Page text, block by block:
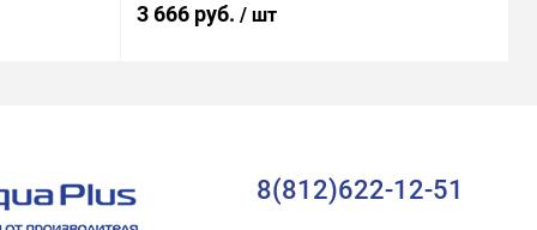
Вт)
3 666 руб. / шт
8(812)622-12-51